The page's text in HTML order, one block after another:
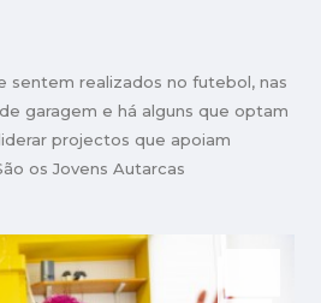
sentem realizados no futebol, nas
garagem e há alguns que optam
projectos que apoiam
os Jovens Autarcas